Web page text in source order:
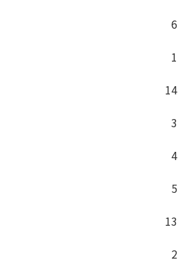
6
1
14
3
4
5
13
2